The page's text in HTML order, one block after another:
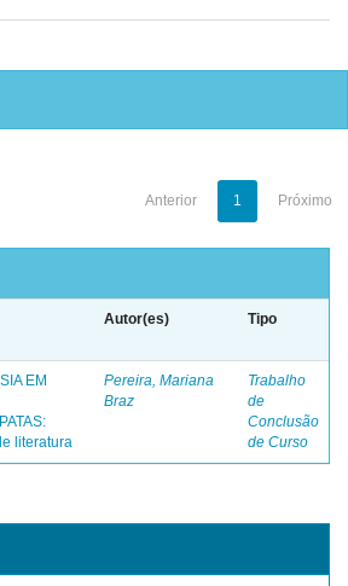
Anterior 1 Próximo
Autor(es) Tipo
EM
literatura
Pereira, Mariana
Braz
Trabalho
de
Conclusão
de Curso